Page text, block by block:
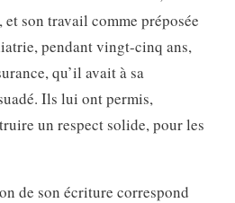
et son travail comme préposée
pendant vingt-cinq ans,
qu’il avait à sa
Ils lui ont permis,
un respect solide, pour les
de son écriture correspond